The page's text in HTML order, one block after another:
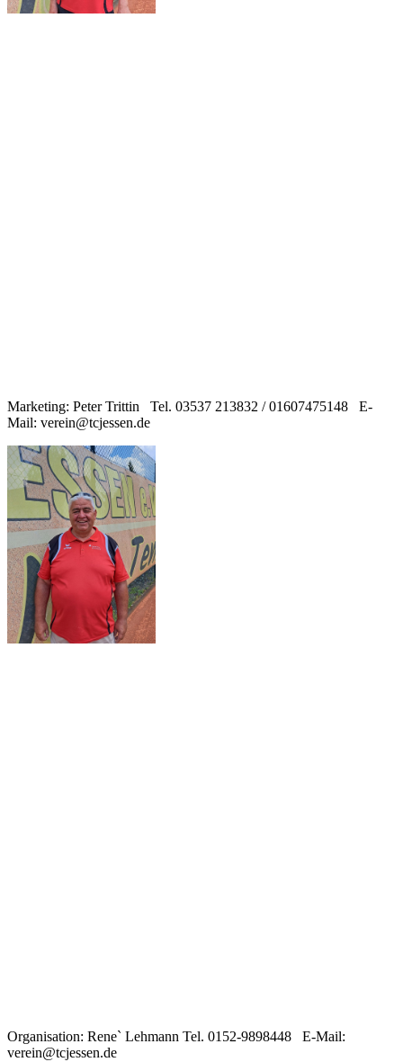
Marketing: Peter Trittin Tel. 03537 213832 / 01607475148 E-
Mail: verein@tcjessen.de
Organisation: Rene` Lehmann Tel. 0152-9898448 E-Mail:
verein@tcjessen.de